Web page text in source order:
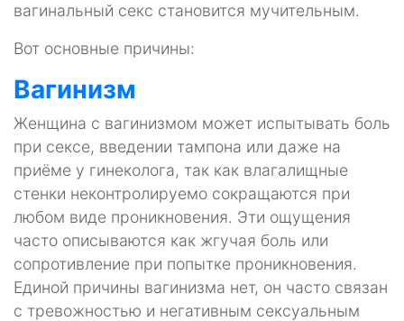
вагинальный секс становится мучительным.
Вот основные причины:
Вагинизм
Женщина с вагинизмом может испытывать боль
при сексе, введении тампона или даже на
приёме у гинеколога, так как влагалищные
стенки неконтролируемо сокращаются при
любом виде проникновения. Эти ощущения
часто описываются как жгучая боль или
сопротивление при попытке проникновения.
Единой причины вагинизма нет, он часто связан
с тревожностью и негативным сексуальным